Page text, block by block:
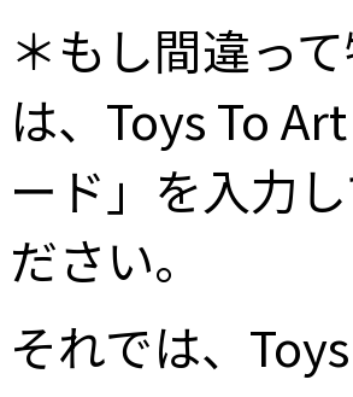
＊もし間違っ
は、Toys To
ード」を入力
ださい。
それでは、